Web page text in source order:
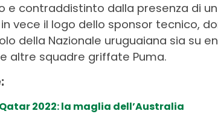
e contraddistinto dalla presenza di
vece il logo dello sponsor tecnico,
della Nazionale uruguaiana sia su
altre squadre griffate Puma.
2022: la maglia dell’Australia